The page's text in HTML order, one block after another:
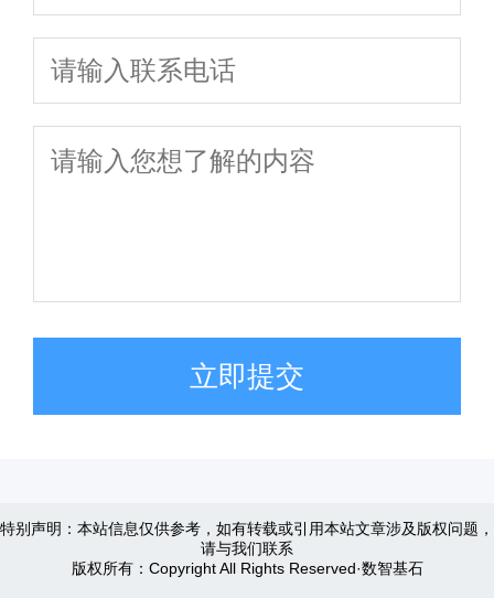
立即提交
特别声明：本站信息仅供参考，如有转载或引用本站文章涉及版权问题，
请与我们联系
版权所有：Copyright All Rights Reserved·数智基石